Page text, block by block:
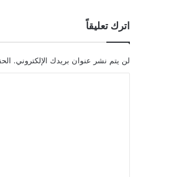
اترك تعليقاً
لن يتم نشر عنوان بريدك الإلكتروني.